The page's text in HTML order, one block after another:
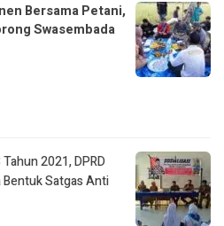
Bersama Petani,
Swasembada
2021, DPRD
Satgas Anti